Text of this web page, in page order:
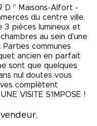
D " Maisons-Alfort -
du centre ville.
3 pièces lumineux et
au sein d'une
communes
ancien en parfait
sont que quelques
nul doutes vous
complètent
VISITE S'IMPOSE !